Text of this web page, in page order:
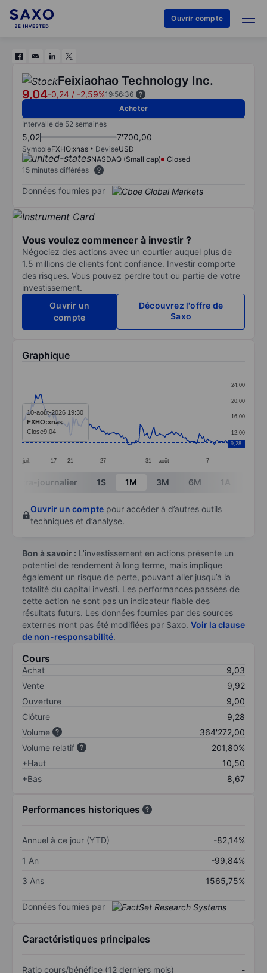
Ouvrir compte
Feixiaohao Technology Inc.
9,04-0,24 / -2,59%19:56:36
Acheter
Intervalle de 52 semaines
5,02 7'700,00
SymboleFXHO:xnas DeviseUSD
NASDAQ (Small cap)
Closed
15 minutes différées
Données fournies par
Vous voulez commencer à investir ?
Négociez des actions avec un courtier auquel plus de
1.5 millions de clients font confiance. Investir comporte
des risques. Vous pouvez perdre tout ou partie de votre
investissement.
Ouvrir un
compte
Découvrez l'offre de
Saxo
Graphique
Line chart with 151 data points.
The chart has 1 X axis displaying categories.
The chart has 1 Y axis displaying values. Data
juil. 17 21 27 31 août 7
12,00
16,00
20,00
24,00
9,28
10-août-2026 19:30
FXHO:xnas
Close9,04
End of interactive chart.
Intra-journalier 1S 1M 3M 6M 1A
Ouvrir un compte pour accéder à d’autres outils
techniques et d’analyse.
Bon à savoir : L’investissement en actions présente un
potentiel de rendement à long terme, mais implique
également un risque de perte, pouvant aller jusqu’à la
totalité du capital investi. Les performances passées de
cette action ne sont pas un indicateur fiable des
résultats futurs. Les données fournies par des sources
externes n’ont pas été modifiées par Saxo. Voir la clause
de non-responsabilité.
Cours
Achat
9,03
Vente
9,92
Ouverture
9,00
Clôture
9,28
Volume
364'272,00
Volume relatif
201,80%
+Haut
10,50
+Bas
8,67
Performances historiques
Annuel à ce jour (YTD)
-82,14%
1 An
-99,84%
3 Ans
1565,75%
Données fournies par
Caractéristiques principales
Ratio cours/bénéfice (12 derniers mois)
-